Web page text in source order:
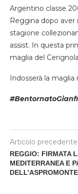
Argentino classe
Reggina dopo aver
stagione
assist. In questa
maglia del
Indosserà la maglia
Articolo precedente
REGGIO: FIRMATA
MEDITERRANEA E
DELL’ASPROMONTE